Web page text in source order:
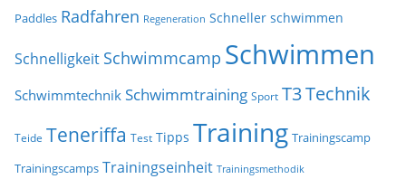
Paddles Radfahren Regeneration Schneller schwimmen
Schnelligkeit Schwimmcamp Schwimmen
Schwimmtechnik Schwimmtraining Sport T3Technik
Teide Teneriffa Test Tipps Training Trainingscamp
Trainingscamps Trainingseinheit Trainingsmethodik